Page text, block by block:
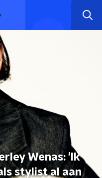
Wenas: 'Ik
stylist al aan